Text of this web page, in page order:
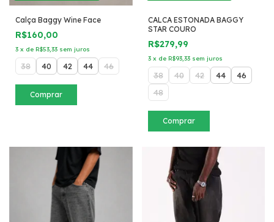
Calça Baggy Wine Face
R$160,00
3 x de R$53,33 sem juros
38 40 42 44 46
Comprar
CALCA ESTONADA BAGGY
STAR COURO
R$279,99
3 x de R$93,33 sem juros
38 40 42 44
46
48
Comprar